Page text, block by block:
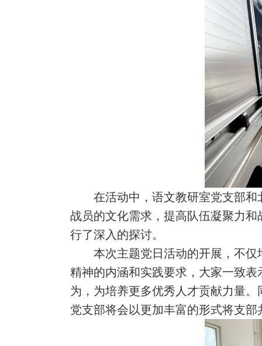
在活动中，语文教研室党支部
战员的文化需求，提高队伍凝聚力
行了深入的探讨。
本次主题党日活动的开展，不
精神的内涵和实践要求，大家一致
为，为培养更多优秀人才贡献力量
党支部将会以更加丰富的形式将支